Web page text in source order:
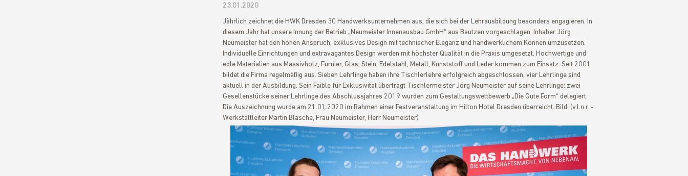
23.01.2020
Jährlich zeichnet die HWK Dresden 30 Handwerksunternehmen aus, die sich bei der Lehrausbildung besonders engagieren. In
diesem Jahr hat unsere Innung der Betrieb „Neumeister Innenausbau GmbH“ aus Bautzen vorgeschlagen. Inhaber Jörg
Neumeister hat den hohen Anspruch, exklusives Design mit technischer Eleganz und handwerklichem Können umzusetzen.
Individuelle Einrichtungen und extravagantes Design werden mit höchster Qualität in die Praxis umgesetzt. Hochwertige und
edle Materialien aus Massivholz, Furnier, Glas, Stein, Edelstahl, Metall, Kunststoff und Leder kommen zum Einsatz. Seit 2001
bildet die Firma regelmäßig aus. Sieben Lehrlinge haben ihre Tischlerlehre erfolgreich abgeschlossen, vier Lehrlinge sind
aktuell in der Ausbildung. Sein Faible für Exklusivität überträgt Tischlermeister Jörg Neumeister auf seine Lehrlinge: zwei
Gesellenstücke seiner Lehrlinge des Abschlussjahres 2019 wurden zum Gestaltungswettbewerb „Die Gute Form“ delegiert.
Die Auszeichnung wurde am 21.01.2020 im Rahmen einer Festveranstaltung im Hilton Hotel Dresden überreicht. Bild: (v.l.n.r. -
Werkstattleiter Martin Bläsche, Frau Neumeister, Herr Neumeister)